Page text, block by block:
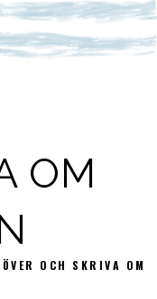
OM
OCH SKRIVA OM